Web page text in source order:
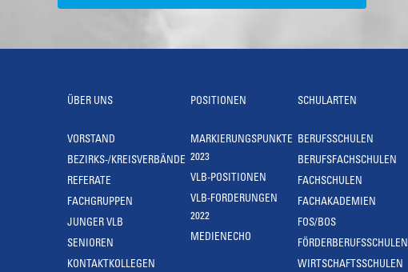
ÜBER UNS
VORSTAND
BEZIRKS-/KREISVERBÄNDE
REFERATE
FACHGRUPPEN
JUNGER VLB
SENIOREN
KONTAKTKOLLEGEN
POSITIONEN
MARKIERUNGSPUNKTE
2023
VLB-POSITIONEN
VLB-FORDERUNGEN
2022
MEDIENECHO
SCHULARTEN
BERUFSSCHULEN
BERUFSFACHSCHULEN
FACHSCHULEN
FACHAKADEMIEN
FOS/BOS
FÖRDERBERUFSSCHULEN
WIRTSCHAFTSSCHULEN